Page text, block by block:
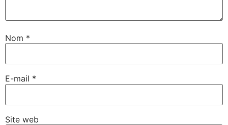
Nom *
E-mail *
Site web